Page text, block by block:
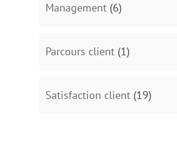
Management(6)
Parcours client(1)
Satisfaction client(19)